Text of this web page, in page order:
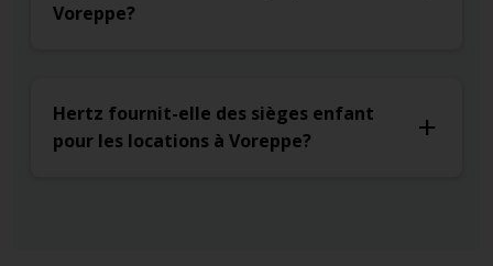
Voreppe?
Hertz fournit-elle des sièges enfant
pour les locations à Voreppe?